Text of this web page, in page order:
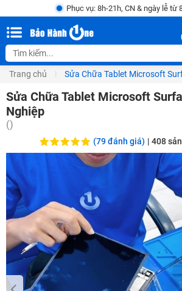
Phục vụ: 8h-21h, CN & ngày lễ từ
Trang chủ Sửa Chữa Tablet Microsoft
Sửa Chữa Tablet Microsoft
Nghiệp
()
(79 đánh giá) | 408sản